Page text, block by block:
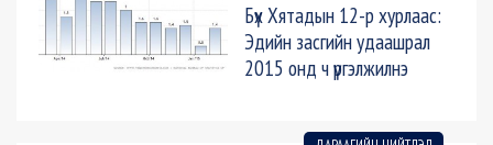
Бүх Хятадын 12-р хурлаас:
Эдийн засгийн удаашрал
2015 онд ч үргэлжилнэ